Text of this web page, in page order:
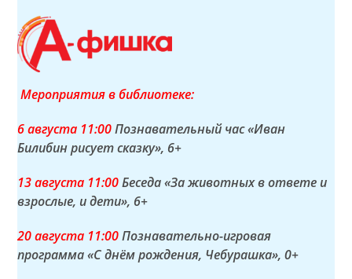
Мероприятия в библиотеке:
6 августа 11:00Познавательный час «Иван
Билибин рисует сказку», 6+
13 августа 11:00Беседа «За животных в ответе и
взрослые, и дети», 6+
20 августа 11:00Познавательно-игровая
программа «С днём рождения, Чебурашка», 0+